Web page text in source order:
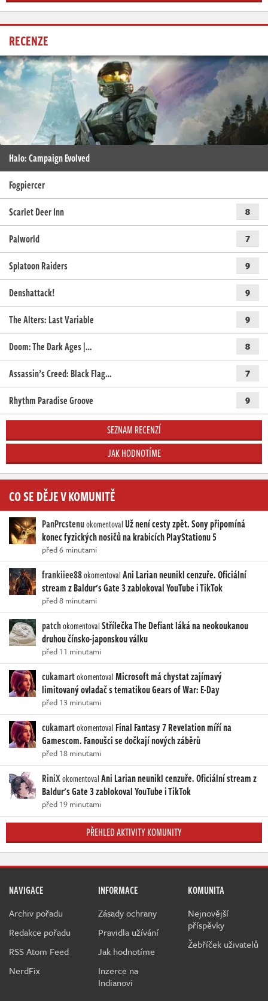
RECENZE
Halo: Campaign Evolved
Fogpiercer
Scarlet Deer Inn
8
Palworld 7
Splatoon Raiders 9
Denshattack! 9
The Alters: Last Variable 9
Doom: The Dark Ages |… 8
Assassin’s Creed: Black Flag… 7
Rhythm Paradise Groove 9
SEZNAM RECENZÍ
JAK HODNOTÍME
CO SE DĚJE V KOMUNITĚ
PanPrcstenuokomentovalUž není cesty zpět. Sony připomíná
konec fyzických nosičů na krabicích PlayStationu 5
před 6 minutami
frankiiee88okomentovalAni Larian neunikl cenzuře. Oficiální
stream z Baldur's Gate 3 zablokoval YouTube i TikTok
před 8 minutami
patchokomentovalStřílečka The Defiant láká na neokoukanou
druhou čínsko-japonskou válku
před 11 minutami
cukamartokomentovalMicrosoft má chystat zajímavý
limitovaný ovladač s tematikou Gears of War: E-Day
před 13 minutami
cukamartokomentoval Final Fantasy 7 Revelation míří na
Gamescom. Fanoušci se dočkají nových záběrů
před 18 minutami
RiniXokomentovalAni Larian neunikl cenzuře. Oficiální stream z
Baldur's Gate 3 zablokoval YouTube i TikTok
před 19 minutami
PŘEHLED AKTIVITY KOMUNITY
NAVIGACE
Archiv pořadu
Redakce pořadu
RSS Atom Feed
NerdFix
INFORMACE
Zásady ochrany
Pravidla užívání
Jak hodnotíme
Inzerce na
Indianovi
KOMUNITA
Nejnovější
příspěvky
Žebříček uživatelů